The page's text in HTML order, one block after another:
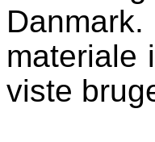
materiale
viste